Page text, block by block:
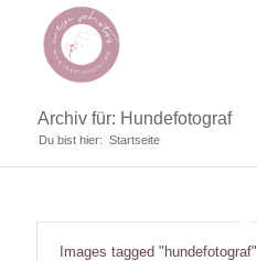
Archiv für: Hundefotograf
Du bist hier: Startseite
Images tagged "hundefotograf"